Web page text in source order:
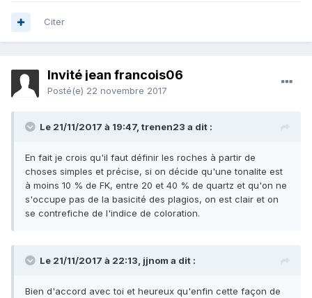
Citer
Invité jean francois06
Posté(e) 22 novembre 2017
Le 21/11/2017 à 19:47, trenen23 a dit :
En fait je crois qu'il faut définir les roches à partir de
choses simples et précise, si on décide qu'une tonalite est
à moins 10 % de FK, entre 20 et 40 % de quartz et qu'on ne
s'occupe pas de la basicité des plagios, on est clair et on
se contrefiche de l'indice de coloration.
Le 21/11/2017 à 22:13, jjnom a dit :
Bien d'accord avec toi et heureux qu'enfin cette façon de